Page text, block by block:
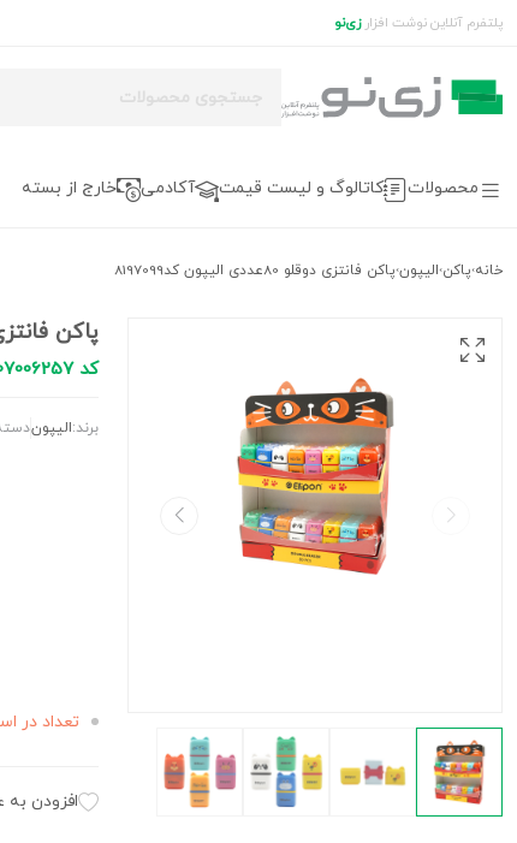
پلتفرم آنلاین نوشت افزارزی‌نو
محصولات کاتالوگ و لیست قیمت آکادمی خارج از بسته
خانه›پاکن›الیپون›پاکن فانتزی دوقلو 80عددی الیپون کد8197099
پاکن فانتزی دوقلو
کد 107006257
برند:الیپون
تعداد در
افزودن به